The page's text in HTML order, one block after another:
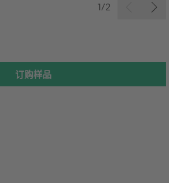
1/2
订购样品